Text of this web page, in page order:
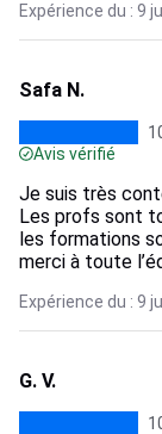
Expérience du : 9
Safa N.
Avis vérifié
Je suis très
Les profs sont
les formations
merci à toute
Expérience du : 9
G. V.